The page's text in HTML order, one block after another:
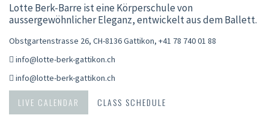
Lotte Berk-Barre ist eine Körperschule von
aussergewöhnlicher Eleganz, entwickelt aus dem Ballett.
Obstgartenstrasse 26, CH-8136 Gattikon, +41 78 740 01 88
info@lotte-berk-gattikon.ch
info@lotte-berk-gattikon.ch
LIVE CALENDAR
CLASS SCHEDULE